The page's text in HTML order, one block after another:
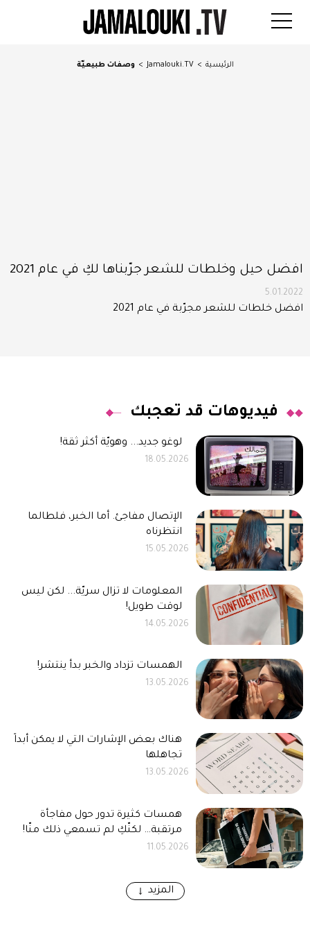
الرئيسية >
Jamalouki.TV
> وصفات طبيعيّة
افضل حيل وخلطات للشعر جرّبناها لكِ في عام 2021
5.01.2022
افضل خلطات للشعر مجرّبة في عام 2021
فيديوهات قد تعجبك
لوغو جديد... وهويّة أكثر ثقة!
18.05.2026
الإتصال مفاجئ. أما الخبر، فلطالما
انتظرناه
15.05.2026
المعلومات لا تزال سريّة... لكن ليس
لوقت طويل!
14.05.2026
الهمسات تزداد والخبر بدأ ينتشر!
13.05.2026
هناك بعض الإشارات التي لا يمكن أبداً
تجاهلها
13.05.2026
همسات كثيرة تدور حول مفاجأة
مرتقبة… لكنّكِ لم تسمعي ذلك منّا!
11.05.2026
المزيد